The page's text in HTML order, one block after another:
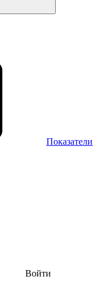
Показатели
Войти